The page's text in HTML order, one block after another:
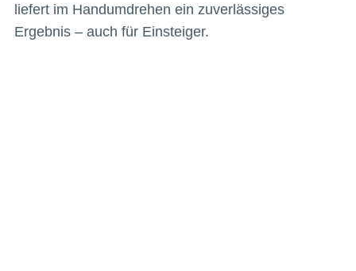
liefert im Handumdrehen ein zuverlässiges
Ergebnis – auch für Einsteiger.